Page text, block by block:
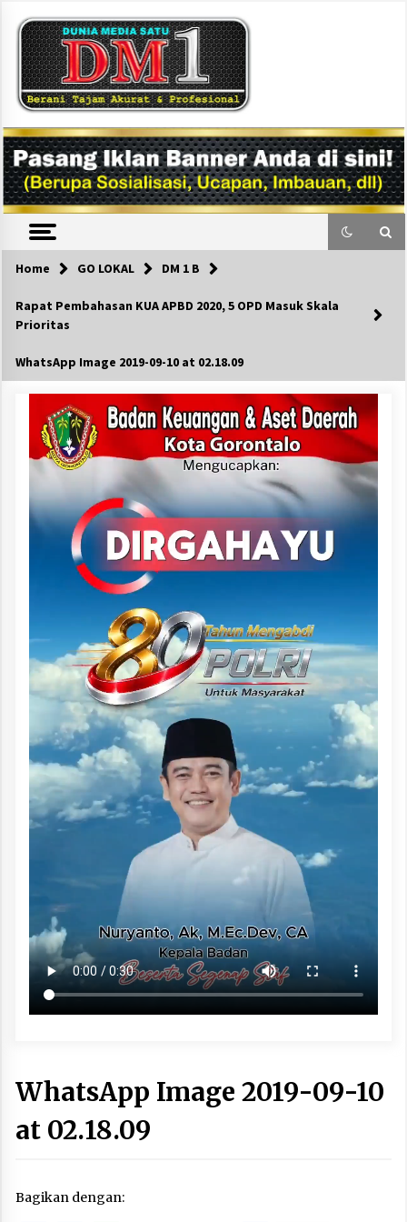
content
DM1
Home GO LOKAL DM 1 B
Rapat Pembahasan KUA APBD 2020, 5 OPD Masuk Skala
Prioritas
WhatsApp Image 2019-09-10 at 02.18.09
WhatsApp Image 2019-09-10
at 02.18.09
Bagikan dengan: